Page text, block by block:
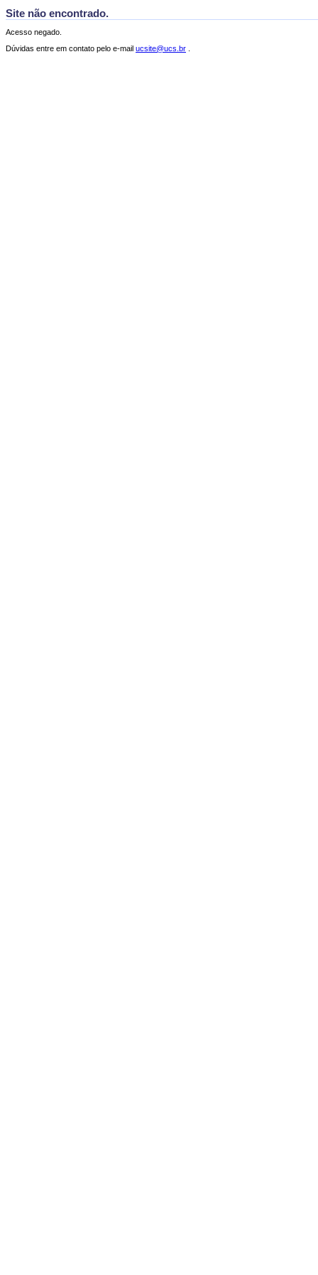
Site não encontrado.
Acesso negado.
Dúvidas entre em contato pelo e-mail ucsite@ucs.br